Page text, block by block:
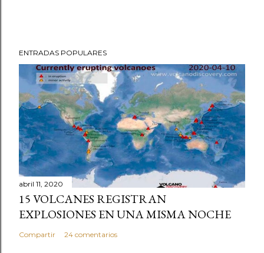
ENTRADAS POPULARES
abril 11, 2020
15 VOLCANES REGISTRAN
EXPLOSIONES EN UNA MISMA NOCHE
Compartir 24 comentarios